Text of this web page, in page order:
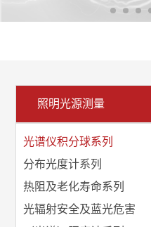
照明光源测量
光谱仪积分球系列
分布光度计系列
热阻及老化寿命系列
光辐射安全及蓝光危害